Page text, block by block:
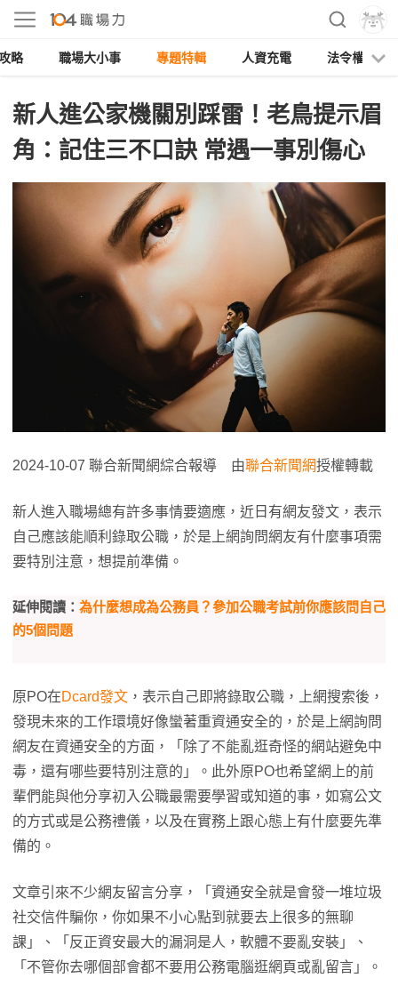
略 職場大小事 專題特輯 人資充電 法令權益
新人進公家機關別踩雷！老鳥提示眉
角：記住三不口訣 常遇一事別傷心
2024-10-07 聯合新聞網綜合報導 由聯合新聞網授權轉載
新人進入職場總有許多事情要適應，近日有網友發文，表示
自己應該能順利錄取公職，於是上網詢問網友有什麼事項需
要特別注意，想提前準備。
延伸閱讀： 為什麼想成為公務員？參加公職考試前你應該問自己
的5個問題
原PO在Dcard發文 ，表示自己即將錄取公職，上網搜索後，
發現未來的工作環境好像蠻著重資通安全的，於是上網詢問
網友在資通安全的方面，「除了不能亂逛奇怪的網站避免中
毒，還有哪些要特別注意的」。此外原PO也希望網上的前
輩們能與他分享初入公職最需要學習或知道的事，如寫公文
的方式或是公務禮儀，以及在實務上跟心態上有什麼要先準
備的。
文章引來不少網友留言分享，「資通安全就是會發一堆垃圾
社交信件騙你，你如果不小心點到就要去上很多的無聊
課」、「反正資安最大的漏洞是人，軟體不要亂安裝」、
「不管你去哪個部會都不要用公務電腦逛網頁或亂留言」。